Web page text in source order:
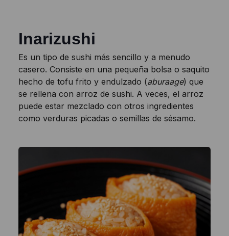
Inarizushi
Es un tipo de sushi más sencillo y a menudo
casero. Consiste en una pequeña bolsa o saquito
hecho de tofu frito y endulzado (aburaage) que
se rellena con arroz de sushi. A veces, el arroz
puede estar mezclado con otros ingredientes
como verduras picadas o semillas de sésamo.